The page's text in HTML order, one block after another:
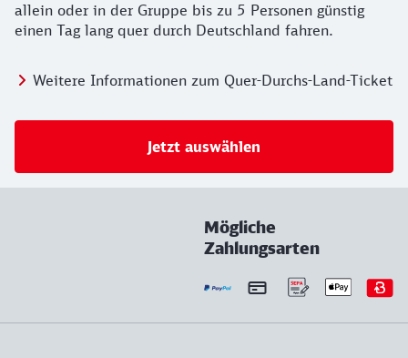
allein oder in der Gruppe bis zu 5 Personen günstig
einen Tag lang quer durch Deutschland fahren.
Weitere Informationen zum Quer-Durchs-Land-Ticket
Jetzt auswählen
Mögliche
Zahlungsarten